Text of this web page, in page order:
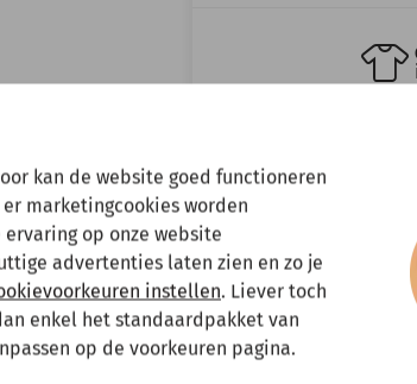
Heeft u
Stuur een e-
deze wordt dan maandag 10 augustus
van je bestelling.
kan de website goed functioneren
marketingcookies worden
op onze website
advertenties laten zien en zo je
instellen. Liever toch
enkel het standaardpakket van
op de voorkeuren pagina.